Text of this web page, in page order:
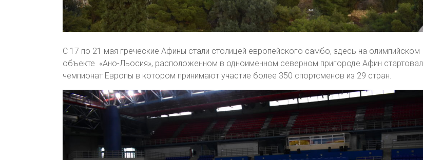
С 17 по 21 мая греческие Афины стали столицей европейского самбо, здесь на олимпийском
объекте «Ано-Льосия», расположенном в одноименном северном пригороде Афин стартовал
чемпионат Европы в котором принимают участие более 350 спортсменов из 29 стран.